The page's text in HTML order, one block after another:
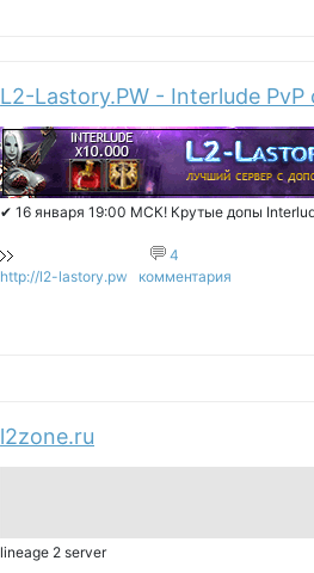
L2-Lastory.PW - Interlude
✔ 16 января 19:00 МСК! Крутые допы
http://l2-lastory.pw
4
комментария
l2zone.ru
lineage 2 server